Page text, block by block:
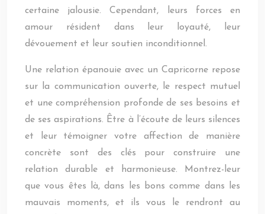
certaine jalousie. Cependant, leurs forces en
amour résident dans leur loyauté, leur
dévouement et leur soutien inconditionnel.
Une relation épanouie avec un Capricorne repose
sur la communication ouverte, le respect mutuel
et une compréhension profonde de ses besoins et
de ses aspirations. Être à l’écoute de leurs silences
et leur témoigner votre affection de manière
concrète sont des clés pour construire une
relation durable et harmonieuse. Montrez-leur
que vous êtes là, dans les bons comme dans les
mauvais moments, et ils vous le rendront au